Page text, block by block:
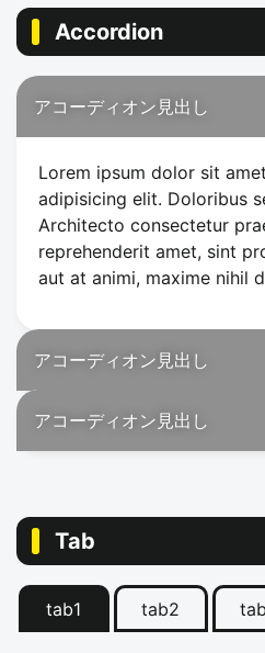
Accordion
アコーディオン見出し
Lorem ipsum dolor sit
adipisicing elit. Doloribus
Architecto consectetur
reprehenderit amet, sint
aut at animi, maxime nihil
アコーディオン見出し
アコーディオン見出し
Tab
tab1 tab2